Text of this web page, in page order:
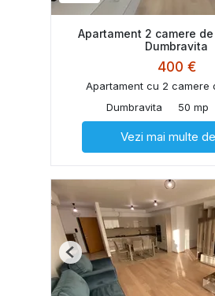
Apartament 2 camere
Dumbravita
400 €
Apartament cu 2 camere
Dumbravita
50 mp
Vezi mai multe
Previous